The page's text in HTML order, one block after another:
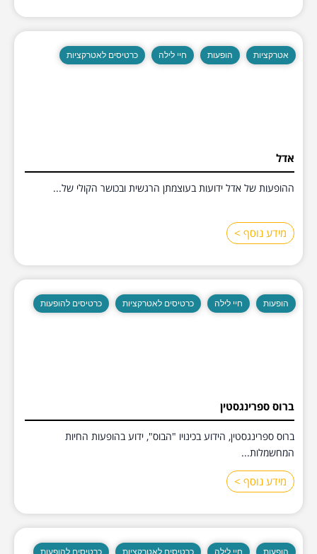
אטרקציות הופעות חיי לילה כרטיסים לאטרקציות
אדל
ההופעות של אדל ידועות בעוצמתן הרגשית ובכושר הקולי של...
מידע נוסף >
הופעות חיי לילה כרטיסים לאטרקציות כרטיסים להופעות
ברוס ספרינגסטין
ברוס ספרינגסטין, הידוע בכינויו "הבוס", ידוע בהופעות החיות
המחשמלות...
מידע נוסף >